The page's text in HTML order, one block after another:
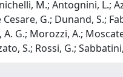
M.; Antognini, L.;
Cesare, G.; Dunand, S.;
G.; Morozzi, A.;
S.; Rossi, G.;